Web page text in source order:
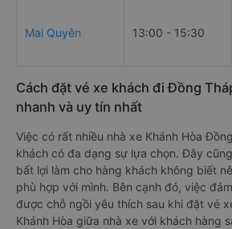
Mai Quyên 13:00 - 15:30
Cách đặt vé xe khách đi Đồng
nhanh và uy tín nhất
Việc có rất nhiều nhà xe Khánh Hòa
khách có đa dạng sự lựa chọn. Đây
bất lợi làm cho hàng khách không biết
phù hợp với mình. Bên cạnh đó, việc
được chỗ ngồi yêu thích sau khi đặt vé
Khánh Hòa giữa nhà xe với khách hàng